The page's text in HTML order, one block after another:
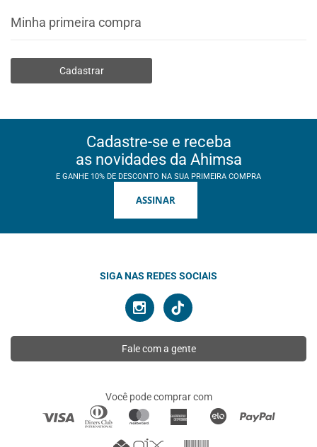
Minha primeira compra
Cadastrar
Cadastre-se e receba
as novidades da Ahimsa
E GANHE 10% DE DESCONTO NA SUA PRIMEIRA COMPRA
ASSINAR
SIGA NAS REDES SOCIAIS
Fale com a gente
Você pode comprar com